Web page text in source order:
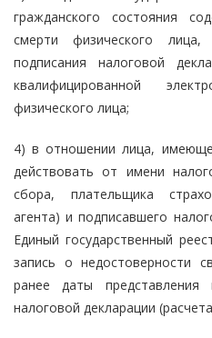
гражданского состояния
смерти физического
подписания налоговой
квалифицированной
физического лица;
4) в отношении лица,
действовать от имени
сбора, плательщика
агента) и подписавшего
Единый государственный
запись о недостоверности
ранее даты
налоговой декларации